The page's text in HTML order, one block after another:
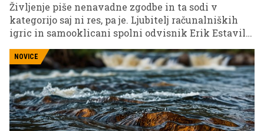
Življenje piše nenavadne zgodbe in ta sodi v
kategorijo saj ni res, pa je. Ljubitelj računalniških
igric in samooklicani spolni odvisnik Erik Estavillo
namreč toži platformo Twitch, češ da si je zaradi
pomanjkljivo oblečenih igračark poškodoval svoj
spolni ud. Spletna platforma, ki ima dnevno 15
milijonov uporabnikov, je bila v preteklosti že tarča
kritik zaradi pomanjkljivo oblečenih igračark in še
naprej dovoljuje prenose v živo tudi z
razkrivajočimi dekolteji.
NOVICE